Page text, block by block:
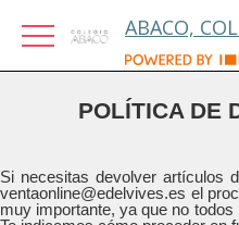
ABACO,
POLÍTICA DE
Si necesitas devolver artículos
ventaonline@edelvives.es el
muy importante, ya que no